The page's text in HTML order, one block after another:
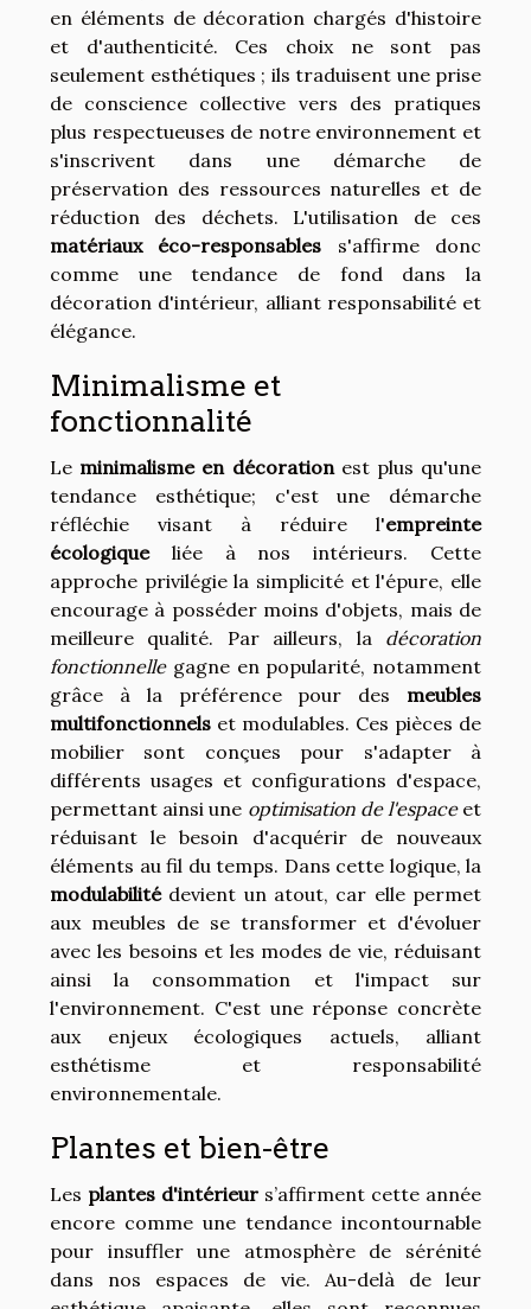
en éléments de décoration chargés d'histoire
et d'authenticité. Ces choix ne sont pas
seulement esthétiques ; ils traduisent une prise
de conscience collective vers des pratiques
plus respectueuses de notre environnement et
s'inscrivent dans une démarche de
préservation des ressources naturelles et de
réduction des déchets. L'utilisation de ces
matériaux éco-responsables s'affirme donc
comme une tendance de fond dans la
décoration d'intérieur, alliant responsabilité et
élégance.
Minimalisme et
fonctionnalité
Le minimalisme en décorationest plus qu'une
tendance esthétique; c'est une démarche
réfléchie visant à réduire l'empreinte
écologiqueliée à nos intérieurs. Cette
approche privilégie la simplicité et l'épure, elle
encourage à posséder moins d'objets, mais de
meilleure qualité. Par ailleurs, la décoration
fonctionnellegagne en popularité, notamment
grâce à la préférence pour des meubles
multifonctionnels et modulables. Ces pièces de
mobilier sont conçues pour s'adapter à
différents usages et configurations d'espace,
permettant ainsi une optimisation de l'espaceet
réduisant le besoin d'acquérir de nouveaux
éléments au fil du temps. Dans cette logique, la
modulabilitédevient un atout, car elle permet
aux meubles de se transformer et d'évoluer
avec les besoins et les modes de vie, réduisant
ainsi la consommation et l'impact sur
l'environnement. C'est une réponse concrète
aux enjeux écologiques actuels, alliant
esthétisme et responsabilité
environnementale.
Plantes et bien-être
Les plantes d'intérieur s’affirment cette année
encore comme une tendance incontournable
pour insuffler une atmosphère de sérénité
dans nos espaces de vie. Au-delà de leur